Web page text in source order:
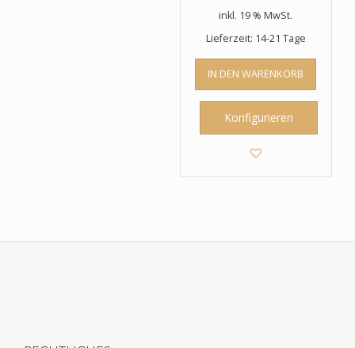
inkl. 19 % MwSt.
Lieferzeit: 14-21 Tage
IN DEN WARENKORB
Konfigurieren